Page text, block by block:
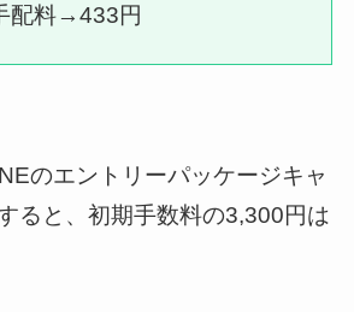
配料→433円
のエントリーパッケージキャ
ると、初期手数料の3,300円は